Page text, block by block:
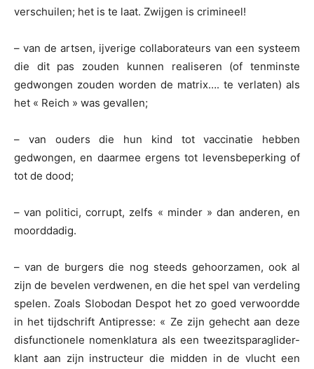
verschuilen; het is te laat. Zwijgen is crimineel!
– van de artsen, ijverige collaborateurs van een systeem
die dit pas zouden kunnen realiseren (of tenminste
gedwongen zouden worden de matrix…. te verlaten) als
het « Reich » was gevallen;
– van ouders die hun kind tot vaccinatie hebben
gedwongen, en daarmee ergens tot levensbeperking of
tot de dood;
– van politici, corrupt, zelfs « minder » dan anderen, en
moorddadig.
– van de burgers die nog steeds gehoorzamen, ook al
zijn de bevelen verdwenen, en die het spel van verdeling
spelen. Zoals Slobodan Despot het zo goed verwoordde
in het tijdschrift Antipresse: « Ze zijn gehecht aan deze
disfunctionele nomenklatura als een tweezitsparaglider-
klant aan zijn instructeur die midden in de vlucht een